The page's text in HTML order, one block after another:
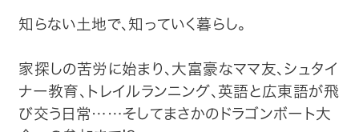
企業情報
知らない土地で、知っていく暮らし。
家探しの苦労に始まり、大富豪なママ友、シュタイ
ナー教育、トレイルランニング、英語と広東語が飛
び交う日常……そしてまさかのドラゴンボート大